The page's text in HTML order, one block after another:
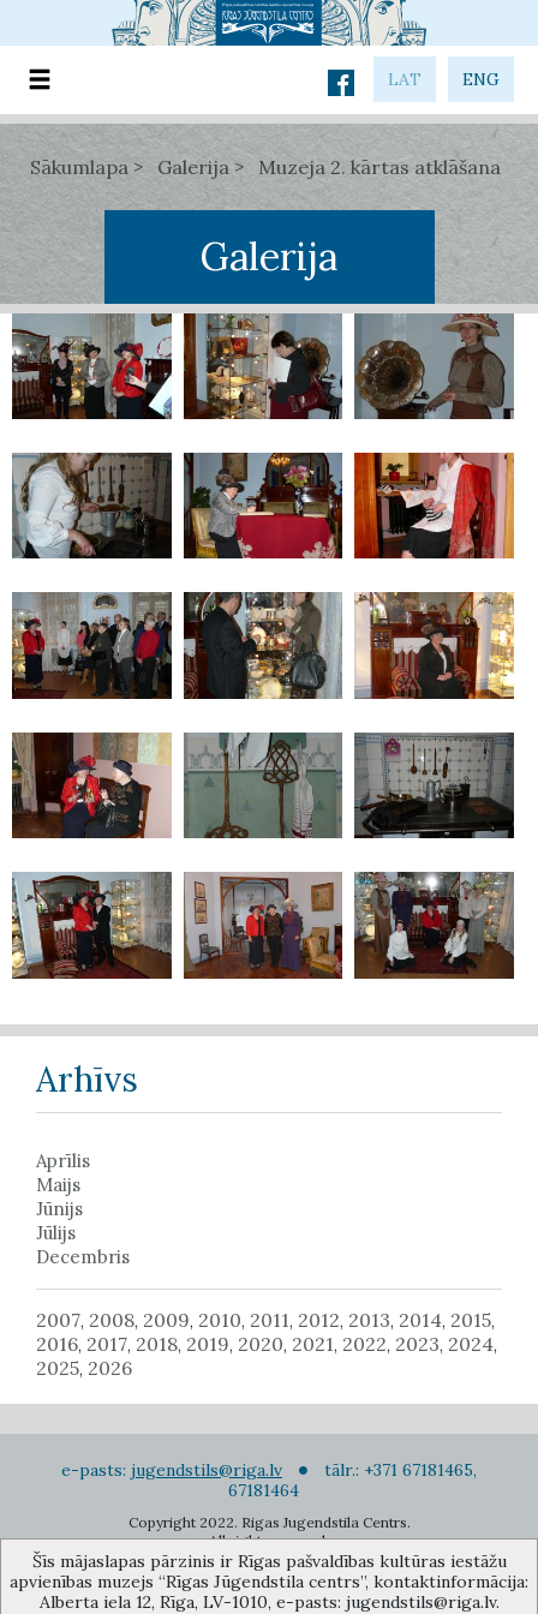
LAT ENG
Sākumlapa Galerija Muzeja 2. kārtas atklāšana
Galerija
Arhīvs
Aprīlis
Maijs
Jūnijs
Jūlijs
Decembris
2007, 2008, 2009, 2010, 2011, 2012, 2013, 2014, 2015,
2016, 2017, 2018, 2019, 2020, 2021, 2022, 2023, 2024,
2025, 2026
e-pasts: jugendstils@riga.lv
tālr.: +371 67181465,
67181464
Copyright 2022. Rigas Jugendstila Centrs.
All right reserved.
Pierakstīties jaunumiem
Šīs mājaslapas pārzinis ir Rīgas pašvaldības kultūras iestāžu
apvienības muzejs “Rīgas Jūgendstila centrs”, kontaktinformācija:
Alberta iela 12, Rīga, LV-1010, e-pasts: jugendstils@riga.lv.